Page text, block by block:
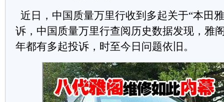
近日，中国质量万里行收到多起关于“本田
诉，中国质量万里行查阅历史数据发现，雅
年都有多起投诉，时至今日问题依旧。